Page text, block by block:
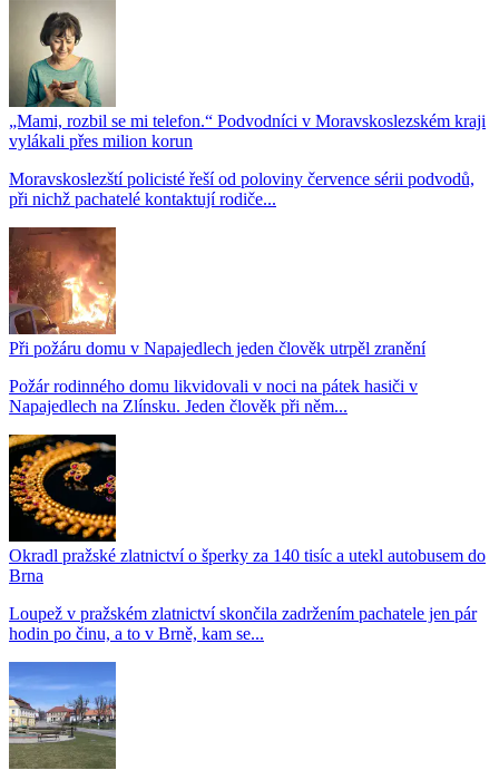
„Mami, rozbil se mi telefon.“ Podvodníci v Moravskoslezském kraji
vylákali přes milion korun
Moravskoslezští policisté řeší od poloviny července sérii podvodů,
při nichž pachatelé kontaktují rodiče...
Při požáru domu v Napajedlech jeden člověk utrpěl zranění
Požár rodinného domu likvidovali v noci na pátek hasiči v
Napajedlech na Zlínsku. Jeden člověk při něm...
Okradl pražské zlatnictví o šperky za 140 tisíc a utekl autobusem do
Brna
Loupež v pražském zlatnictví skončila zadržením pachatele jen pár
hodin po činu, a to v Brně, kam se...